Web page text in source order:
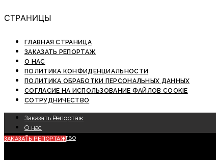
СТРАНИЦЫ
ГЛАВНАЯ СТРАНИЦА
ЗАКАЗАТЬ РЕПОРТАЖ
О НАС
ПОЛИТИКА КОНФИДЕНЦИАЛЬНОСТИ
ПОЛИТИКА ОБРАБОТКИ ПЕРСОНАЛЬНЫХ ДАННЫХ
СОГЛАСИЕ НА ИСПОЛЬЗОВАНИЕ ФАЙЛОВ COOKIE
СОТРУДНИЧЕСТВО
Заказать Репортаж
О нас
Сотрудничество
ЗАКАЗАТЬ РЕПОРТАЖ